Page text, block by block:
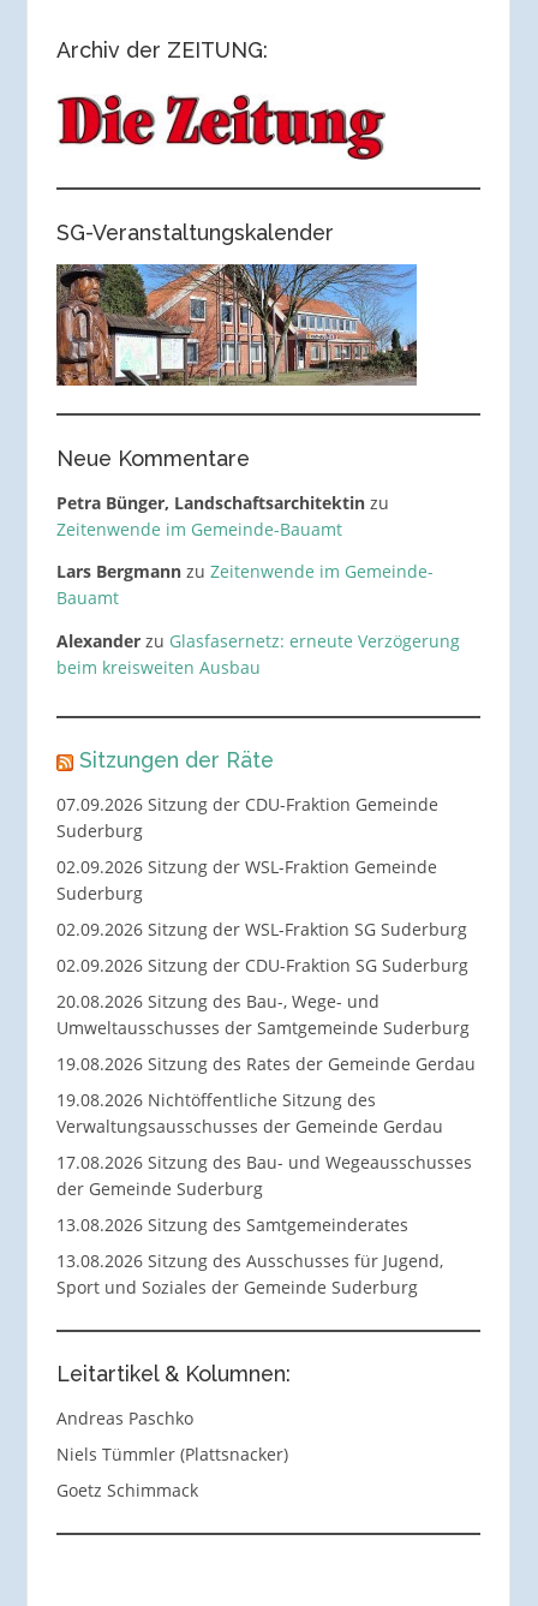
Archiv der ZEITUNG:
SG-Veranstaltungskalender
Neue Kommentare
Petra Bünger, Landschaftsarchitektinzu
Zeitenwende im Gemeinde-Bauamt
Lars Bergmannzu Zeitenwende im Gemeinde-
Bauamt
Alexanderzu Glasfasernetz: erneute Verzögerung
beim kreisweiten Ausbau
Sitzungen der Räte
07.09.2026 Sitzung der CDU-Fraktion Gemeinde
Suderburg
02.09.2026 Sitzung der WSL-Fraktion Gemeinde
Suderburg
02.09.2026 Sitzung der WSL-Fraktion SG Suderburg
02.09.2026 Sitzung der CDU-Fraktion SG Suderburg
20.08.2026 Sitzung des Bau-, Wege- und
Umweltausschusses der Samtgemeinde Suderburg
19.08.2026 Sitzung des Rates der Gemeinde Gerdau
19.08.2026 Nichtöffentliche Sitzung des
Verwaltungsausschusses der Gemeinde Gerdau
17.08.2026 Sitzung des Bau- und Wegeausschusses
der Gemeinde Suderburg
13.08.2026 Sitzung des Samtgemeinderates
13.08.2026 Sitzung des Ausschusses für Jugend,
Sport und Soziales der Gemeinde Suderburg
Leitartikel & Kolumnen:
Andreas Paschko
Niels Tümmler (Plattsnacker)
Goetz Schimmack